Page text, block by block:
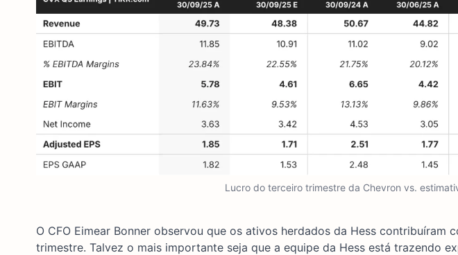
Lucro do terceiro trimestre da Chevron vs.
O CFO Eimear Bonner observou que os ativos herdados da Hess contribuíram
trimestre. Talvez o mais importante seja que a equipe da Hess está trazendo